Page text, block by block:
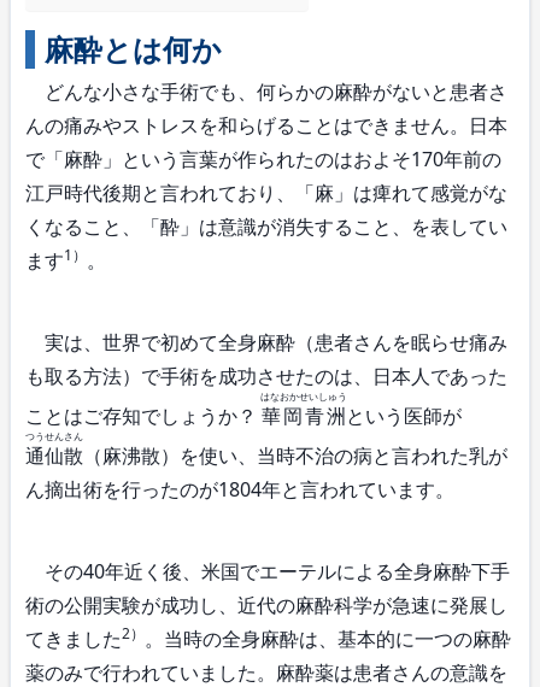
麻酔とは何か
どんな小さな手術でも、何らかの麻酔がないと患者さ
んの痛みやストレスを和らげることはできません。日本
で「麻酔」という言葉が作られたのはおよそ170年前の
江戸時代後期と言われており、「麻」は痺れて感覚がな
くなること、「酔」は意識が消失すること、を表してい
ます1） 。
実は、世界で初めて全身麻酔（患者さんを眠らせ痛み
も取る方法）で手術を成功させたのは、日本人であった
ことはご存知でしょうか？ 華岡青洲
はなおかせいしゅう
という医師が
通仙散
つうせんさん
（麻沸散）を使い、当時不治の病と言われた乳が
ん摘出術を行ったのが1804年と言われています。
その40年近く後、米国でエーテルによる全身麻酔下手
術の公開実験が成功し、近代の麻酔科学が急速に発展し
てきました2） 。当時の全身麻酔は、基本的に一つの麻酔
薬のみで行われていました。麻酔薬は患者さんの意識を